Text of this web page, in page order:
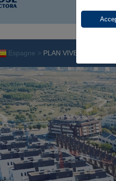
Espagne > PLAN VIVE DE LA